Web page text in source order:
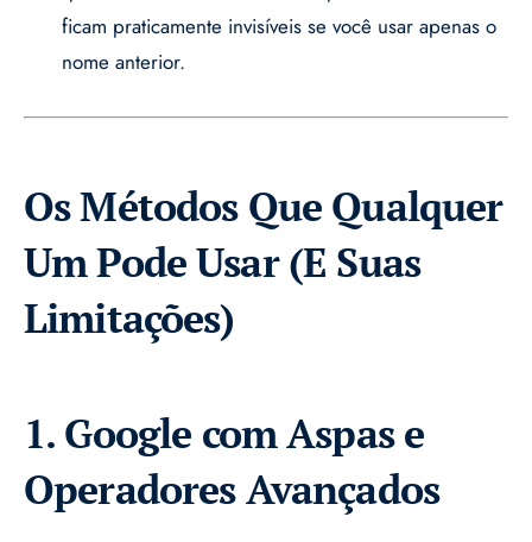
ficam praticamente invisíveis se você usar apenas o
nome anterior.
Os Métodos Que Qualquer
Um Pode Usar (E Suas
Limitações)
1. Google com Aspas e
Operadores Avançados